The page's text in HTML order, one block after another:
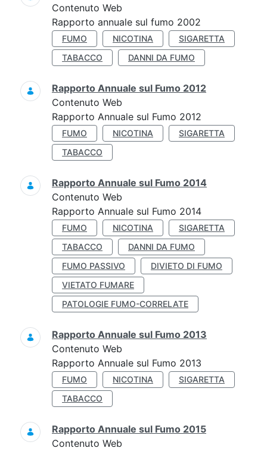
Contenuto Web
Rapporto annuale sul fumo 2002
FUMO NICOTINA
SIGARETTA
TABACCO
DANNI DA FUMO
Rapporto Annuale sul Fumo 2012
Contenuto Web
Rapporto Annuale sul Fumo 2012
FUMO NICOTINA
SIGARETTA
TABACCO
Rapporto Annuale sul Fumo 2014
Contenuto Web
Rapporto Annuale sul Fumo 2014
FUMO NICOTINA
SIGARETTA
TABACCO
DANNI DA FUMO
FUMO PASSIVO
DIVIETO DI FUMO
VIETATO FUMARE
PATOLOGIE FUMO-CORRELATE
Rapporto Annuale sul Fumo 2013
Contenuto Web
Rapporto Annuale sul Fumo 2013
FUMO NICOTINA
SIGARETTA
TABACCO
Rapporto Annuale sul Fumo 2015
Contenuto Web